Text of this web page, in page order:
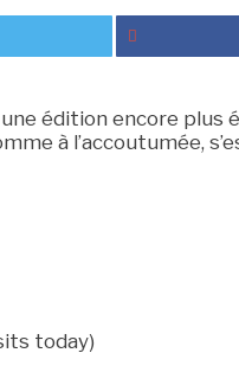
une édition encore
à l’accoutumée,
today)